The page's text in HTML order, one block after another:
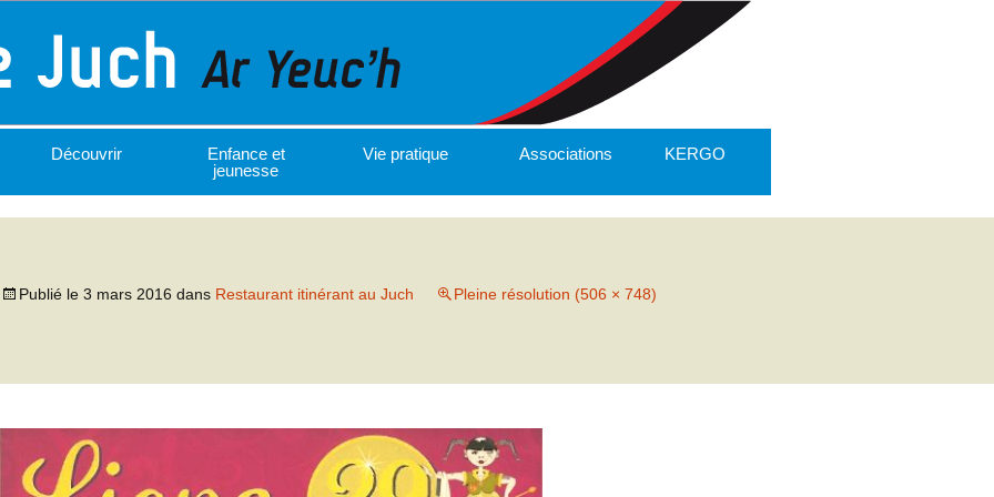
Découvrir
Enfance et
jeunesse
Vie pratique Associations KERGO
Publié le 3 mars 2016 dans Restaurant itinérant au Juch Pleine résolution (506 × 748)